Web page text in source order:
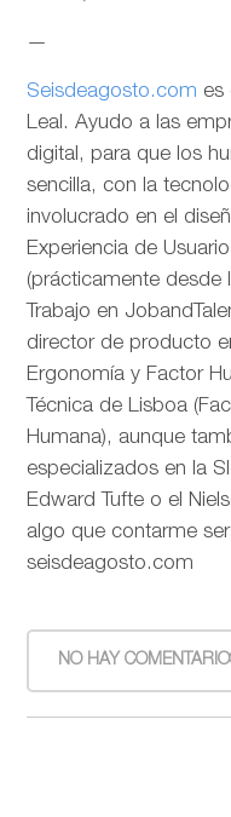
—
Seisdeagosto.com es
Leal. Ayudo a las
digital, para que los
sencilla, con la
involucrado en el
Experiencia de
(prácticamente desde
Trabajo en
director de producto
Ergonomía y Factor
Técnica de Lisboa
Humana), aunque
especializados en la
Edward Tufte o el
algo que contarme
seisdeagosto.com
NO HAY